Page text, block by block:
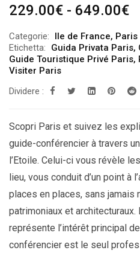
229.00€ - 649.00€
a
Categorie: Ile de France, Paris
Etichetta:
Guida Privata Paris,
Guide Touristique Privé Paris,
Visiter Paris
Dividere :
Scopri Paris et suivez les
guide-conférencier à travers
l’Etoile. Celui-ci vous révèle
lieu, vous conduit d’un point à
places en places, sans jamais
patrimoniaux et architecturaux.
représente l’intérêt principal
conférencier est le seul